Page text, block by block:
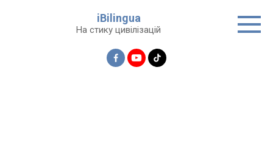
iBilingua
На стику цивілізацій